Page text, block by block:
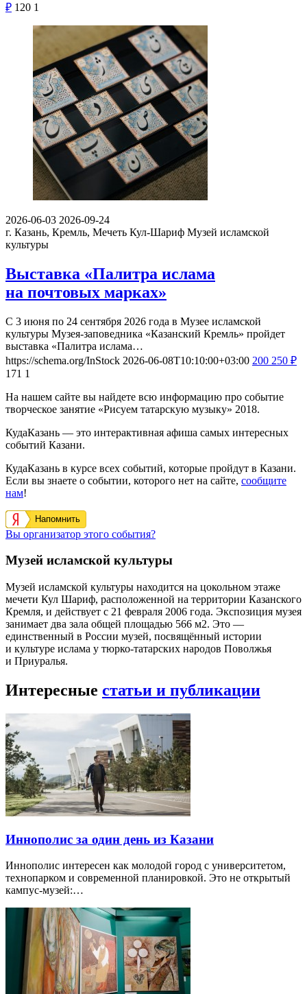
₽ 120 1
2026-06-03 2026-09-24
г. Казань, Кремль, Мечеть Кул-Шариф Музей исламской
культуры
Выставка «Палитра ислама
на почтовых марках»
С 3 июня по 24 сентября 2026 года в Музее исламской
культуры Музея-заповедника «Казанский Кремль» пройдет
выставка «Палитра ислама…
https://schema.org/InStock 2026-06-08T10:10:00+03:00 200 250 ₽
171 1
На нашем сайте вы найдете всю информацию про событие
творческое занятие «Рисуем татарскую музыку» 2018.
КудаКазань — это интерактивная афиша самых интересных
событий Казани.
КудаКазань в курсе всех событий, которые пройдут в Казани.
Если вы знаете о событии, которого нет на сайте, сообщите
нам!
Напомнить
Вы организатор этого события?
Музей исламской культуры
Музей исламской культуры находится на цокольном этаже
мечети Кул Шариф, расположенной на территории Казанского
Кремля, и действует с 21 февраля 2006 года. Экспозиция музея
занимает два зала общей площадью 566 м2. Это —
единственный в России музей, посвящённый истории
и культуре ислама у тюрко-татарских народов Поволжья
и Приуралья.
Интересные статьи и публикации
Иннополис за один день из Казани
Иннополис интересен как молодой город с университетом,
технопарком и современной планировкой. Это не открытый
кампус-музей:…